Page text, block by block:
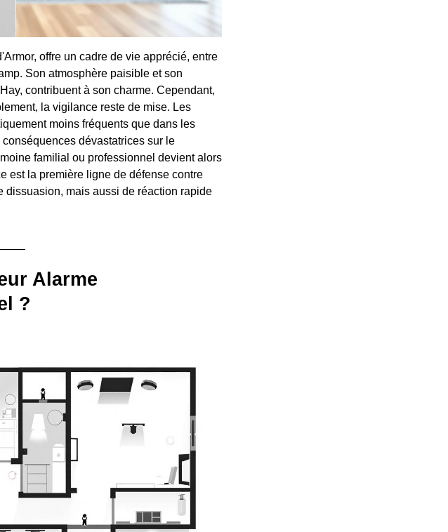
offre un cadre de vie apprécié, entre
Son atmosphère paisible et son
contribuent à son charme. Cependant,
la vigilance reste de mise. Les
moins fréquents que dans les
dévastatrices sur le
familial ou professionnel devient alors
est la première ligne de défense contre
dissuasion, mais aussi de réaction rapide
Alarme
?